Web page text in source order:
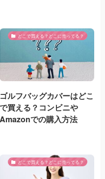
どこで買える？どこに売ってる？
ゴルフバッグカバーはどこ
で買える？コンビニや
Amazonでの購入方法
どこで買える？どこに売ってる？